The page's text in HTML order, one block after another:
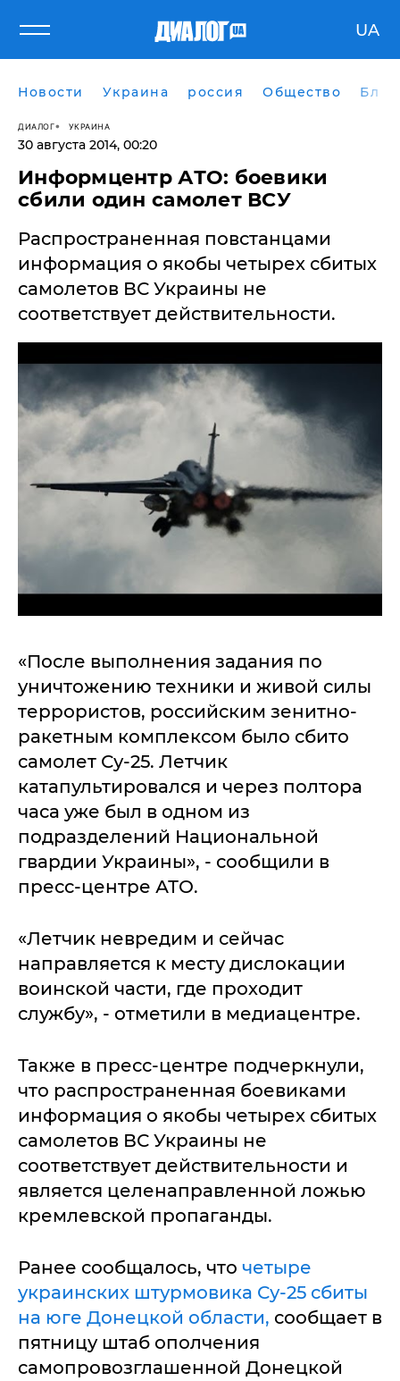
UA
Новости Украина россия Общество
ДИАЛОГ УКРАИНА
30 августа 2014, 00:20
Информцентр АТО: боевики
сбили один самолет ВСУ
Распространенная повстанцами
информация о якобы четырех сбитых
самолетов ВС Украины не
соответствует действительности.
«После выполнения задания по
уничтожению техники и живой силы
террористов, российским зенитно-
ракетным комплексом было сбито
самолет Су-25. Летчик
катапультировался и через полтора
часа уже был в одном из
подразделений Национальной
гвардии Украины», - сообщили в
пресс-центре АТО.
«Летчик невредим и сейчас
направляется к месту дислокации
воинской части, где проходит
службу», - отметили в медиацентре.
Также в пресс-центре подчеркнули,
что распространенная боевиками
информация о якобы четырех сбитых
самолетов ВС Украины не
соответствует действительности и
является целенаправленной ложью
кремлевской пропаганды.
Ранее сообщалось, что четыре
украинских штурмовика Су-25 сбиты
на юге Донецкой области, сообщает в
пятницу штаб ополчения
самопровозглашенной Донецкой